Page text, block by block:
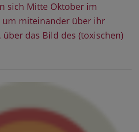
sich Mitte Oktober im
um miteinander über ihr
über das Bild des (toxischen)